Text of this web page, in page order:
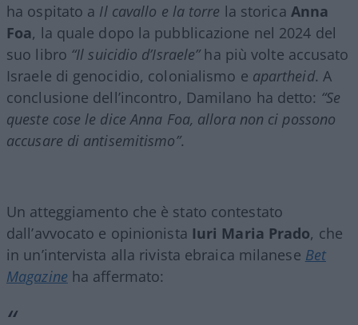
ha ospitato a Il cavallo e la torre la storica Anna
Foa, la quale dopo la pubblicazione nel 2024 del
suo libro “Il suicidio d’Israele”ha più volte accusato
Israele di genocidio, colonialismo e apartheid. A
conclusione dell’incontro, Damilano ha detto: “Se
queste cose le dice Anna Foa, allora non ci possono
accusare di antisemitismo”.
Un atteggiamento che è stato contestato
dall’avvocato e opinionista Iuri Maria Prado, che
in un’intervista alla rivista ebraica milanese Bet
Magazineha affermato: